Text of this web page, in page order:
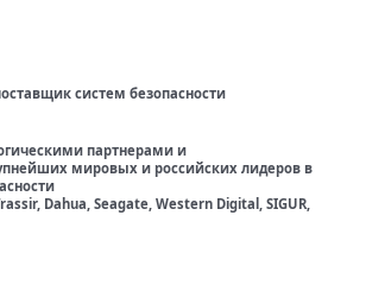
систем безопасности
партнерами и
мировых и российских лидеров в
Dahua, Seagate, Western Digital, SIGUR,